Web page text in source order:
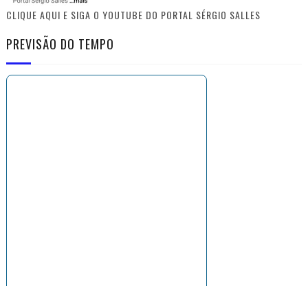
CLIQUE AQUI E SIGA O YOUTUBE DO PORTAL SÉRGIO SALLES
PREVISÃO DO TEMPO